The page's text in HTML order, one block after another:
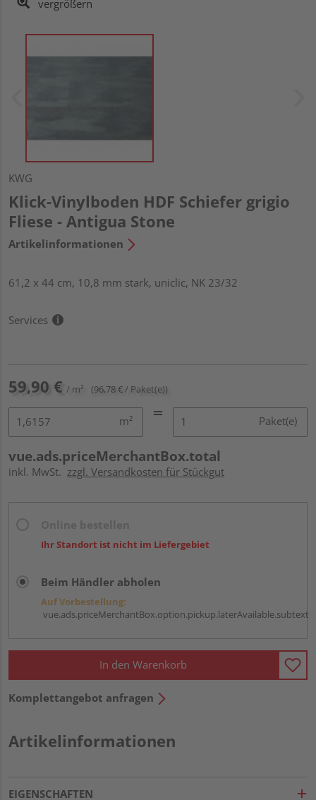
vergrößern
KWG
Klick-Vinylboden HDF Schiefer grigio
Fliese - Antigua Stone
Artikelinformationen
61,2 x 44 cm, 10,8 mm stark, uniclic, NK 23/32
Services
59,90 € / m² (96,78 € / Paket(e))
m² Paket(e)
vue.ads.priceMerchantBox.total
inkl. MwSt. zzgl. Versandkosten für Stückgut
Ihr Standort ist nicht im Liefergebiet
Beim Händler abholen
Auf Vorbestellung:
vue.ads.priceMerchantBox.option.pickup.laterAvailable.subtext
In den Warenkorb
Komplettangebot anfragen
Artikelinformationen
EIGENSCHAFTEN